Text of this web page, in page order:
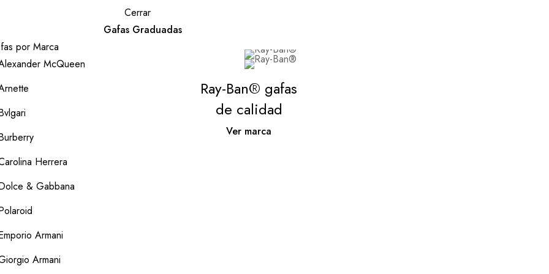
Cerrar
Gafas Graduadas
por Marca
McQueen
Herrera
& Gabbana
Armani
Armani
Ray-Ban® gafas
de calidad
Ver marca